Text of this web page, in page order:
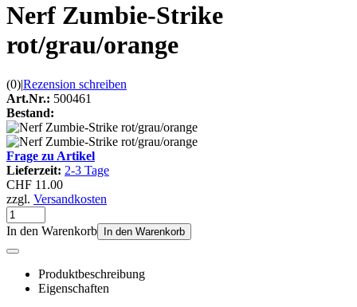
Nerf Zumbie-Strike
rot/grau/orange
(0)|Rezension schreiben
Art.Nr.: 500461
Bestand:
Frage zu Artikel
Lieferzeit: 2-3 Tage
CHF 11.00
zzgl. Versandkosten
In den Warenkorb In den Warenkorb
Produktbeschreibung
Eigenschaften